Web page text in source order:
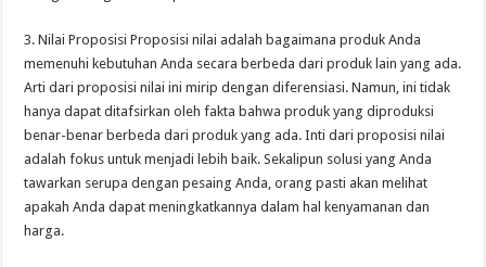
3. Nilai Proposisi Proposisi nilai adalah bagaimana produk Anda
memenuhi kebutuhan Anda secara berbeda dari produk lain yang ada.
Arti dari proposisi nilai ini mirip dengan diferensiasi. Namun, ini tidak
hanya dapat ditafsirkan oleh fakta bahwa produk yang diproduksi
benar-benar berbeda dari produk yang ada. Inti dari proposisi nilai
adalah fokus untuk menjadi lebih baik. Sekalipun solusi yang Anda
tawarkan serupa dengan pesaing Anda, orang pasti akan melihat
apakah Anda dapat meningkatkannya dalam hal kenyamanan dan
harga.